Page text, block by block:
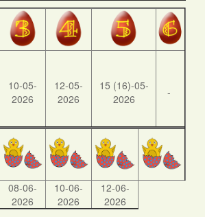
10-05-
2026
12-05-
2026
15 (16)-05-
2026
-
08-06-
2026
10-06-
2026
12-06-
2026